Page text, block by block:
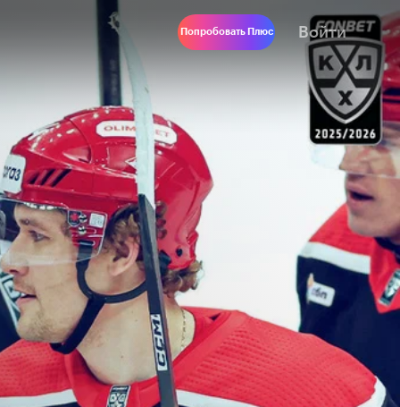
Попробовать Плюс Войти